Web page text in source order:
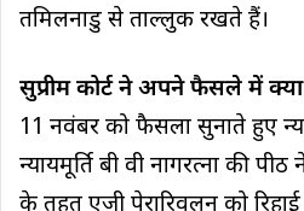
तमिलनाडु से ताल्लुक रखते हैं।
सुप्रीम कोर्ट ने अपने फैसले में
11 नवंबर को फैसला सुनाते हुए
न्यायमूर्ति बी वी नागरत्ना की